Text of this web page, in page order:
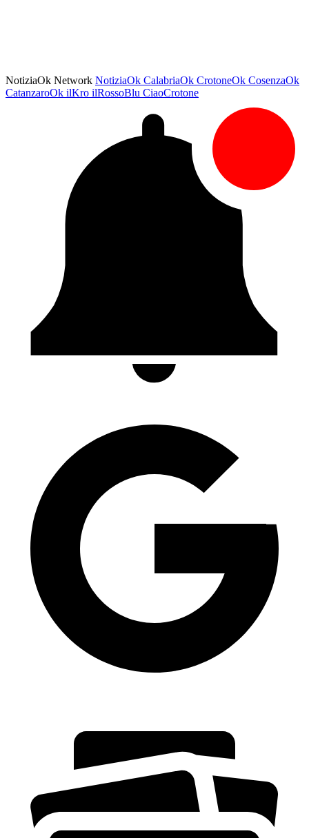
NotiziaOk Network NotiziaOk CalabriaOk CrotoneOk CosenzaOk
CatanzaroOk ilKro ilRossoBlu CiaoCrotone